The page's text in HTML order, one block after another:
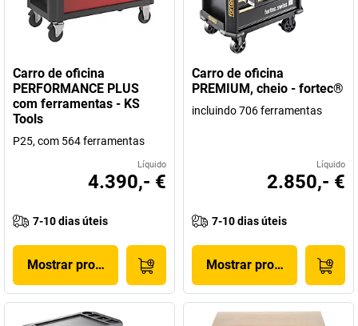
Carro de oficina
PERFORMANCE PLUS
com ferramentas - KS
Tools
P25, com 564 ferramentas
Líquido
4.390,- €
7-10 dias úteis
Mostrar produto
Carro de oficina
PREMIUM, cheio - fortec®
incluindo 706 ferramentas
Líquido
2.850,- €
7-10 dias úteis
Mostrar produto